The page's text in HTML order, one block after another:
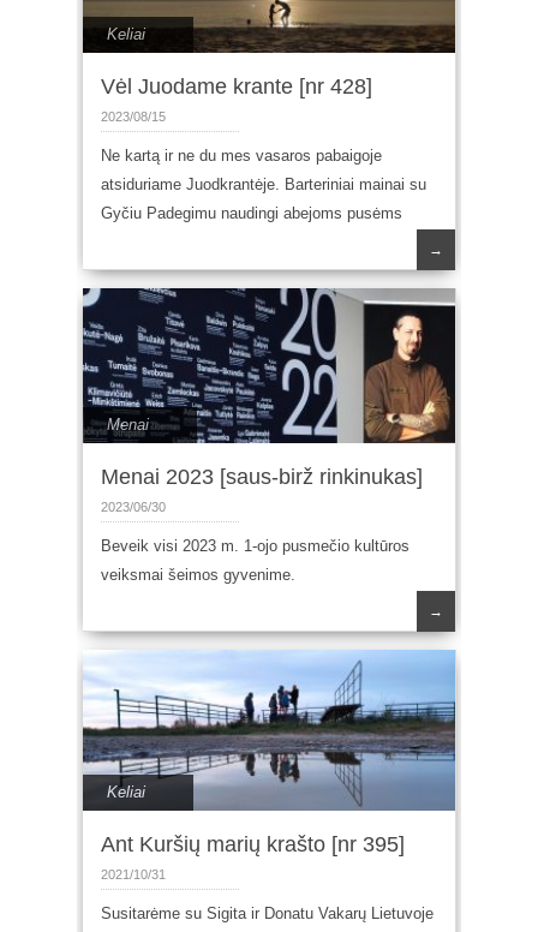
Keliai
Vėl Juodame krante [nr 428]
2023/08/15
Ne kartą ir ne du mes vasaros pabaigoje
atsiduriame Juodkrantėje. Barteriniai mainai su
Gyčiu Padegimu naudingi abejoms pusėms
→
Menai
Menai 2023 [saus-birž rinkinukas]
2023/06/30
Beveik visi 2023 m. 1-ojo pusmečio kultūros
veiksmai šeimos gyvenime.
→
Keliai
Ant Kuršių marių krašto [nr 395]
2021/10/31
Susitarėme su Sigita ir Donatu Vakarų Lietuvoje